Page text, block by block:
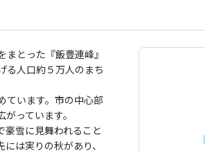
とった『飯豊連峰』
る人口約５万人のまち
ています。市の中心部
っています。
雪に見舞われること
は実りの秋があり、